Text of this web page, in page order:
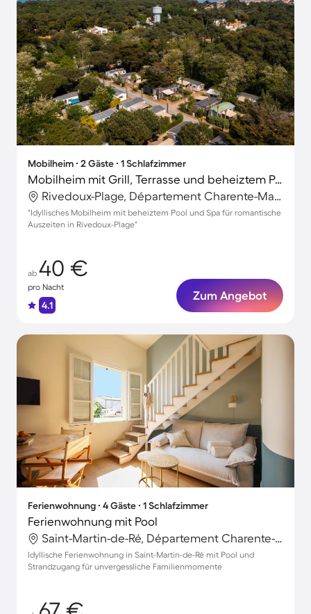
Mobilheim ∙ 2 Gäste ∙ 1 Schlafzimmer
Mobilheim mit Grill, Terrasse und beheiztem Pool
Rivedoux-Plage, Département Charente-Maritime, Frankreich
"Idyllisches Mobilheim mit beheiztem Pool und Spa für romantische
Auszeiten in Rivedoux-Plage"
ab 40 €
pro Nacht
4.1
Zum Angebot
Ferienwohnung ∙ 4 Gäste ∙ 1 Schlafzimmer
Ferienwohnung mit Pool
Saint-Martin-de-Ré, Département Charente-Maritime, Frankreich
Idyllische Ferienwohnung in Saint-Martin-de-Ré mit Pool und
Strandzugang für unvergessliche Familienmomente